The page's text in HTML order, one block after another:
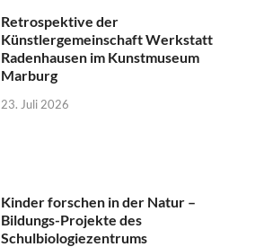
Retrospektive der
Künstlergemeinschaft Werkstatt
Radenhausen im Kunstmuseum
Marburg
23. Juli 2026
Kinder forschen in der Natur –
Bildungs-Projekte des
Schulbiologiezentrums